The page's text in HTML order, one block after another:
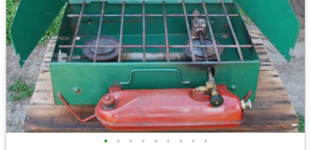
• • • • • • • • •